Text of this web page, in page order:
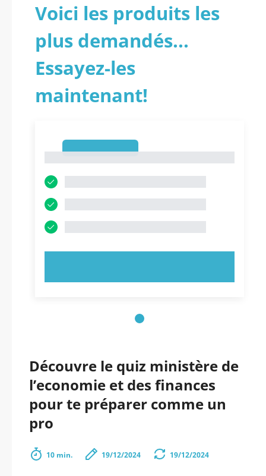
Voici les produits les
plus demandés...
Essayez-les
maintenant!
Découvre le quiz ministère de
l’economie et des finances
pour te préparer comme un
pro
10 min. 19/12/2024 19/12/2024